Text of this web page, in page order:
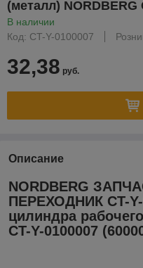
(металл) NORDBERG
В наличии
Код: CT-Y-0100007
32,38 руб.
Описание
NORDBERG
ПЕРЕХОДНИК CT-Y-
цилиндра
CT-Y-0100007